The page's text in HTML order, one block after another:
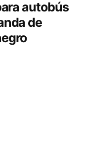
autobús
de